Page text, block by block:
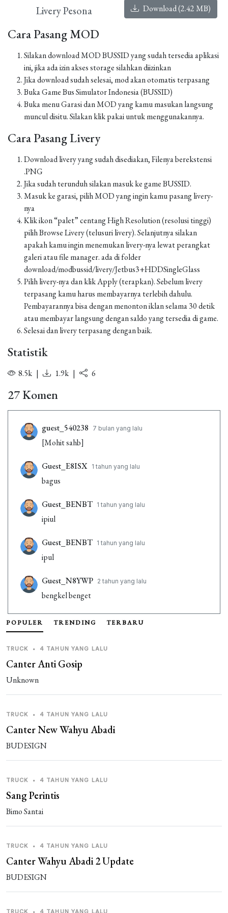
Livery Pesona Download (2.42 MB)
Cara Pasang MOD
Silakan download MOD BUSSID yang sudah tersedia aplikasi
ini, jika ada izin akses storage silahkan diizinkan
Jika download sudah selesai, mod akan otomatis terpasang
Buka Game Bus Simulator Indonesia (BUSSID)
Buka menu Garasi dan MOD yang kamu masukan langsung
muncul disitu. Silakan klik pakai untuk menggunakannya.
Cara Pasang Livery
Download livery yang sudah disediakan, Filenya berekstensi
.PNG
Jika sudah terunduh silakan masuk ke game BUSSID.
Masuk ke garasi, pilih MOD yang ingin kamu pasang livery-
nya
Klik ikon “palet” centang High Resolution (resolusi tinggi)
pilih Browse Livery (telusuri livery). Selanjutnya silakan
apakah kamu ingin menemukan livery-nya lewat perangkat
galeri atau file manager. ada di folder
download/modbussid/livery/Jetbus3+HDDSingleGlass
Pilih livery-nya dan klik Apply (terapkan). Sebelum livery
terpasang kamu harus membayarnya terlebih dahulu.
Pembayarannya bisa dengan menonton iklan selama 30 detik
atau membayar langsung dengan saldo yang tersedia di game.
Selesai dan livery terpasang dengan baik.
Statistik
8.5k | 1.9k | 6
27 Komen
guest_540238 7 bulan yang lalu
[Mohit sahb]
Guest_E8ISX 1 tahun yang lalu
bagus
Guest_BENBT 1 tahun yang lalu
ipiul
Guest_BENBT 1 tahun yang lalu
ipul
Guest_N8YWP 2 tahun yang lalu
bengkel benget
Guest_R395E 3 tahun yang lalu
bagus👍
bengkel benget
Guest_JP6IA 3 tahun yang lalu
bengkel bemget
Guest_9XBJ5 3 tahun yang lalu
keren
Guest_CSPOT
eror
Guest_NIEL9 3 tahun yang lalu
weqqq
POPULER TRENDING TERBARU
TRUCK • 4 TAHUN YANG LALU
Canter Anti Gosip
Unknown
TRUCK • 4 TAHUN YANG LALU
Canter New Wahyu Abadi
BUDESIGN
TRUCK • 4 TAHUN YANG LALU
Sang Perintis
Bimo Santai
TRUCK • 4 TAHUN YANG LALU
Canter Wahyu Abadi 2 Update
BUDESIGN
TRUCK • 4 TAHUN YANG LALU